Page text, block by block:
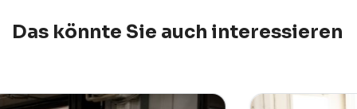
Das könnte Sie auch interessieren